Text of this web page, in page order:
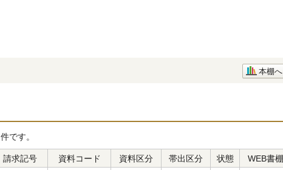
本棚へ
件です。
請求記号 資料コード 資料区分 帯出区分 状態 WEB書棚